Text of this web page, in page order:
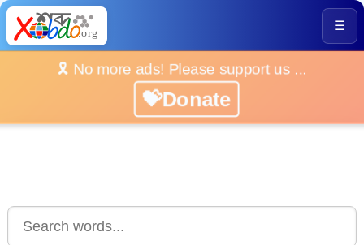
☰
🎗️ No more ads! Please support us ...
💝Donate